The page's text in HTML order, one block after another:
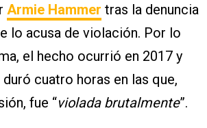
Armie Hammer tras la denuncia
lo acusa de violación. Por lo
el hecho ocurrió en 2017 y
cuatro horas en las que,
fue “violada brutalmente”.